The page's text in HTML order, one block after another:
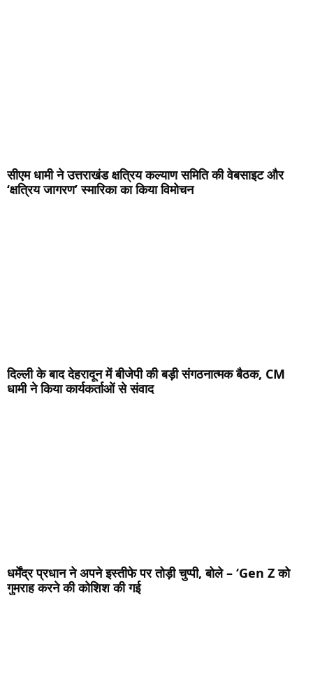
सीएम धामी ने उत्तराखंड क्षत्रिय कल्याण समिति की वेबसाइट और
‘क्षत्रिय जागरण’ स्मारिका का किया विमोचन
दिल्ली के बाद देहरादून में बीजेपी की बड़ी संगठनात्मक बैठक, CM
धामी ने किया कार्यकर्ताओं से संवाद
धर्मेंद्र प्रधान ने अपने इस्तीफे पर तोड़ी चुप्पी, बोले – ‘Gen Z को
गुमराह करने की कोशिश की गई